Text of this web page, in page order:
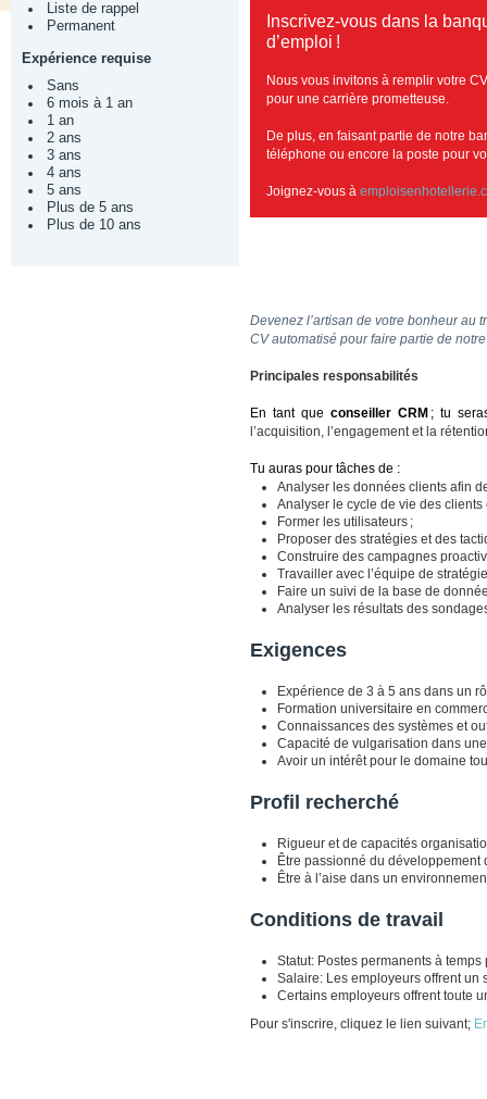
Liste de rappel
Permanent
Expérience requise
Sans
6 mois à 1 an
1 an
2 ans
3 ans
4 ans
5 ans
Plus de 5 ans
Plus de 10 ans
Inscrivez-vous dans la
d’emploi !
Nous vous invitons à remplir votre
pour une carrière prometteuse.
De plus, en faisant partie de notre
téléphone ou encore la poste pour
Joignez-vous à
Devenez l’artisan de votre bonheur au
CV automatisé pour faire partie de
Principales responsabilités
En tant que conseiller CRM ; tu
l’acquisition, l’engagement et la
Tu auras pour tâches de :
Analyser les données clients afin
Analyser le cycle de vie des
Former les utilisateurs ;
Proposer des stratégies et des
Construire des campagnes
Travailler avec l’équipe de
Faire un suivi de la base de
Analyser les résultats des
Exigences
Expérience de 3 à 5 ans dans un
Formation universitaire en
Connaissances des systèmes et
Capacité de vulgarisation dans
Avoir un intérêt pour le domaine
Profil recherché
Rigueur et de capacités
Être passionné du développement
Être à l’aise dans un
Conditions de travail
Statut: Postes permanents à
Salaire: Les employeurs offrent un
Certains employeurs offrent toute
Pour s'inscrire, cliquez le lien suivant;